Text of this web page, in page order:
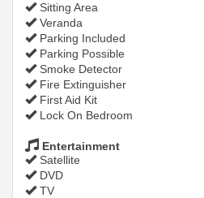
Sitting Area
Veranda
Parking Included
Parking Possible
Smoke Detector
Fire Extinguisher
First Aid Kit
Lock On Bedroom
Entertainment
Satellite
DVD
TV